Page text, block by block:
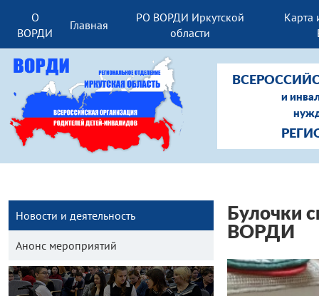
О
ВОРДИ
Главная
РО ВОРДИ Иркутской
области
Карта
и
Новости и деятельность
Анонс мероприятий
Булочки
ВОРДИ